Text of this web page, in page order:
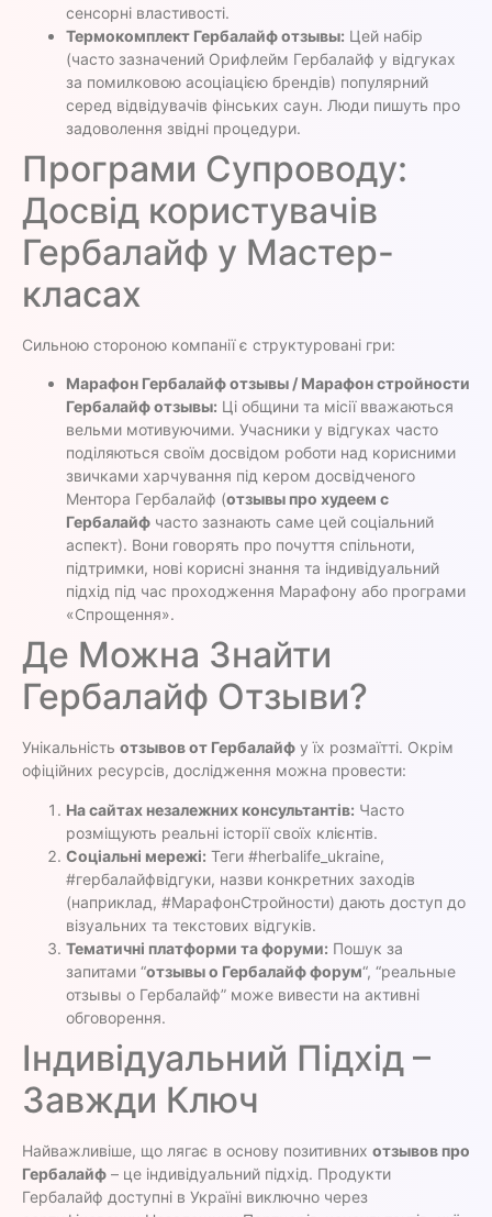
сенсорні властивості.
Термокомплект Гербалайф отзывы: Цей набір
(часто зазначений Орифлейм Гербалайф у відгуках
за помилковою асоціацією брендів) популярний
серед відвідувачів фінських саун. Люди пишуть про
задоволення звідні процедури.
Програми Супроводу:
Досвід користувачів
Гербалайф у Мастер-
класах
Сильною стороною компанії є структуровані гри:
Марафон Гербалайф отзывы / Марафон стройности
Гербалайф отзывы: Ці общини та місії вважаються
вельми мотивуючими. Учасники у відгуках часто
поділяються своїм досвідом роботи над корисними
звичками харчування під кером досвідченого
Ментора Гербалайф (отзывы про худеем с
Гербалайф часто зазнають саме цей соціальний
аспект). Вони говорять про почуття спільноти,
підтримки, нові корисні знання та індивідуальний
підхід під час проходження Марафону або програми
«Спрощення».
Де Можна Знайти
Гербалайф Отзыви?
Унікальність отзывов от Гербалайф у їх розмаїтті. Окрім
офіційних ресурсів, дослідження можна провести:
На сайтах незалежних консультантів: Часто
розміщують реальні історії своїх клієнтів.
Соціальні мережі: Теги #herbalife_ukraine,
#гербалайфвідгуки, назви конкретних заходів
(наприклад, #МарафонСтройности) дають доступ до
візуальних та текстових відгуків.
Тематичні платформи та форуми: Пошук за
запитами “отзывы о Гербалайф форум“, “реальные
отзывы о Гербалайф” може вивести на активні
обговорення.
Індивідуальний Підхід –
Завжди Ключ
Найважливіше, що лягає в основу позитивних отзывов про
Гербалайф – це індивідуальний підхід. Продукти
Гербалайф доступні в Україні виключно через